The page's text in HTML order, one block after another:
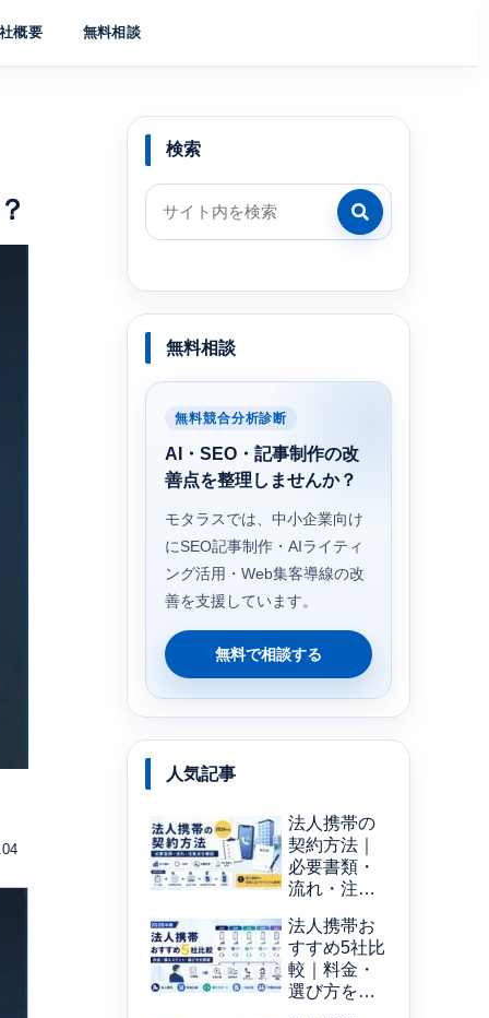
概要 無料相談
検索
無料相談
無料競合分析診断
AI・SEO・記事制作の改
善点を整理しませんか？
モタラスでは、中小企業向け
にSEO記事制作・AIライティ
ング活用・Web集客導線の改
善を支援しています。
無料で相談する
人気記事
法人携帯の
契約方法｜
必要書類・
流れ・注意
【2026年
版】
法人携帯お
すすめ5社比
較｜料金・
選び方を解